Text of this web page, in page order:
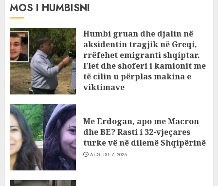
MOS I HUMBISNI
Humbi gruan dhe djalin në
aksidentin tragjik në Greqi,
rrëfehet emigranti shqiptar.
Flet dhe shoferi i kamionit me
të cilin u përplas makina e
viktimave
Me Erdogan, apo me Macron
dhe BE? Rasti i 32-vjeçares
turke vë në dilemë Shqipërinë
AUGUST 7, 2026